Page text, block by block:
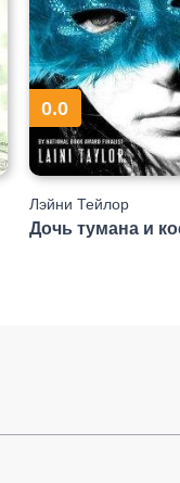
0.0
Лэйни Тейлор
Дочь тумана и